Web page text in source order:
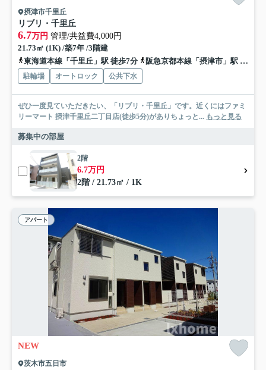
摂津市千里丘
リブリ・千里丘
6.7万円 管理/共益費4,000円
21.73㎡ (1K) /築7年 /3階建
東海道本線「千里丘」駅 徒歩7分
阪急京都本線「摂津市」駅 徒歩10分
駐輪場 オートロック 公共下水
ぜひ一度見ていただきたい、「リブリ・千里丘」です。近くにはファミ
リーマート 摂津千里丘二丁目店(徒歩5分)がありちょっと... もっと見る
募集中の部屋
2階
6.7万円
2階 / 21.73㎡ / 1K
アパート
NEW
茨木市五日市